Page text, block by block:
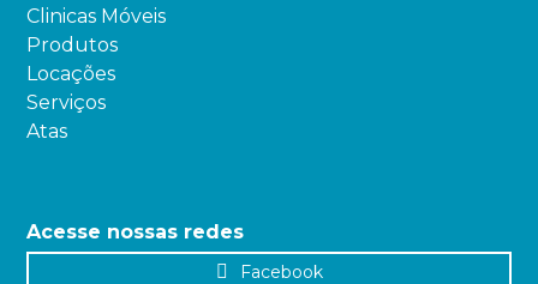
Clinicas Móveis
Produtos
Locações
Serviços
Atas
Acesse nossas redes
Facebook